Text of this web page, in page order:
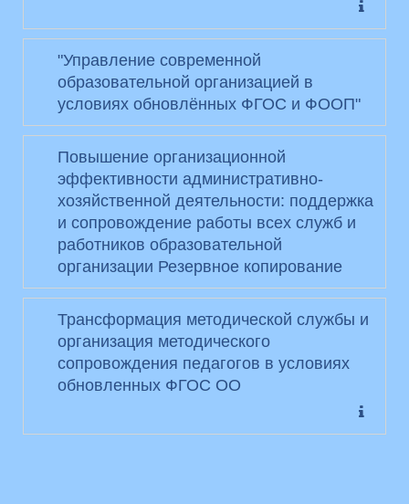
"Управление современной
образовательной организацией в
условиях обновлённых ФГОС и ФООП"
Повышение организационной
эффективности административно-
хозяйственной деятельности: поддержка
и сопровождение работы всех служб и
работников образовательной
организации Резервное копирование
Трансформация методической службы и
организация методического
сопровождения педагогов в условиях
обновленных ФГОС ОО